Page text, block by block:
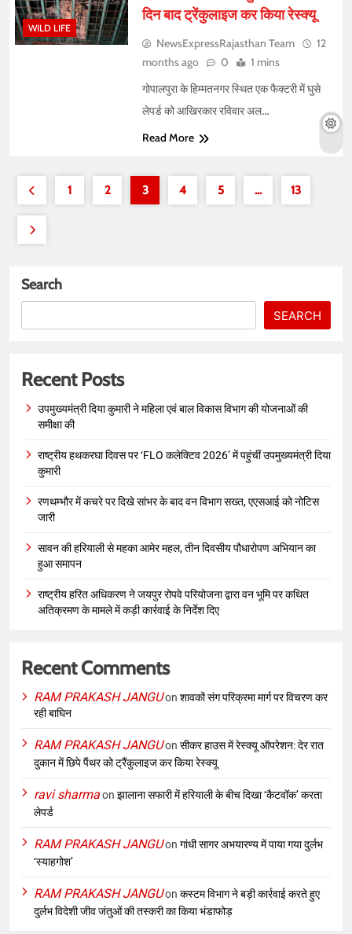
WILD LIFE
दिन बाद ट्रेंकुलाइज कर किया रेस्क्यू
NewsExpressRajasthan Team
12
months ago
0 1 mins
गोपालपुरा के हिम्मतनगर स्थित एक फैक्टरी में घुसे
लेपर्ड को आखिरकार रविवार अल…
Read More
1 2 3 4 5 … 13
Search
SEARCH
Recent Posts
उपमुख्यमंत्री दिया कुमारी ने महिला एवं बाल विकास विभाग की योजनाओं की
समीक्षा की
राष्ट्रीय हथकरघा दिवस पर ‘FLO कलेक्टिव 2026’ में पहुंचीं उपमुख्यमंत्री दिया
कुमारी
रणथम्भौर में कचरे पर दिखे सांभर के बाद वन विभाग सख्त, एएसआई को नोटिस
जारी
सावन की हरियाली से महका आमेर महल, तीन दिवसीय पौधारोपण अभियान का
हुआ समापन
राष्ट्रीय हरित अधिकरण ने जयपुर रोपवे परियोजना द्वारा वन भूमि पर कथित
अतिक्रमण के मामले में कड़ी कार्रवाई के निर्देश दिए
Recent Comments
RAM PRAKASH JANGUon शावकों संग परिक्रमा मार्ग पर विचरण कर
रही बाघिन
RAM PRAKASH JANGUon सीकर हाउस में रेस्क्यू ऑपरेशन: देर रात
दुकान में छिपे पैंथर को ट्रैंकुलाइज कर किया रेस्क्यू
ravi sharmaon झालाना सफारी में हरियाली के बीच दिखा ‘कैटवॉक’ करता
लेपर्ड
RAM PRAKASH JANGUon गांधी सागर अभयारण्य में पाया गया दुर्लभ
‘स्याहगोश’
RAM PRAKASH JANGUon कस्टम विभाग ने बड़ी कार्रवाई करते हुए
दुर्लभ विदेशी जीव जंतुओं की तस्करी का किया भंडाफोड़